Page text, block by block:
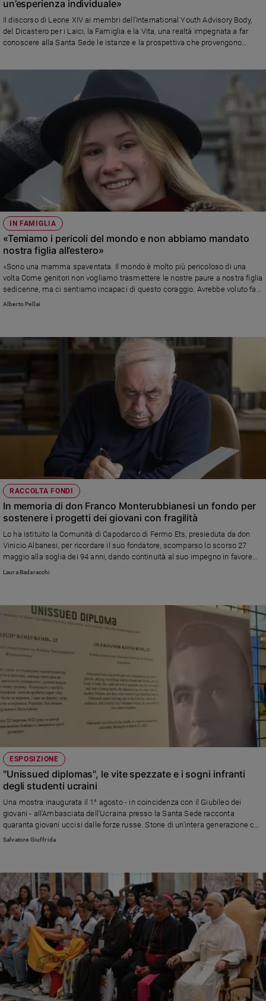
un’esperienza individuale»
Il discorso di Leone XIV ai membri dell'International Youth Advisory Body,
del Dicastero per i Laici, la Famiglia e la Vita, una realtà impegnata a far
conoscere alla Santa Sede le istanze e la prospettiva che provengono
solo individuale che rassicura intellettualmente ed emotivamente, ma
rimane disincarnate e non vissuta nella concretezza delle situazioni di vita,
delle relazioni e della condivisione reale»
IN FAMIGLIA
«Temiamo i pericoli del mondo e non abbiamo mandato
nostra figlia all’estero»
«Sono una mamma spaventata. Il mondo è molto più pericoloso di una
volta Come genitori non vogliamo trasmettere le nostre paure a nostra figlia
sedicenne, ma ci sentiamo incapaci di questo coraggio. Avrebbe voluto fare
una vacanza studio via dall'Italia ma non ce la siamo sentita e lei ha iniziato
Alberto Pellai
RACCOLTA FONDI
In memoria di don Franco Monterubbianesi un fondo per
sostenere i progetti dei giovani con fragilità
Lo ha istituito la Comunità di Capodarco di Fermo Ets, presieduta da don
Vinicio Albanesi, per ricordare il suo fondatore, scomparso lo scorso 27
maggio alla soglia dei 94 anni, dando continuità al suo impegno in favore
del riscatto e dell'inclusione sociale e lavorativa dei giovani più vulnerabili
Laura Badaracchi
ESPOSIZIONE
"Unissued diplomas", le vite spezzate e i sogni infranti
degli studenti ucraini
Una mostra inaugurata il 1° agosto - in coincidenza con il Giubileo dei
giovani - all'Ambasciata dell'Ucraina presso la Santa Sede racconta
quaranta giovani uccisi dalle forze russe. Storie di un'intera generazione che
sta pagando il prezzo altissimo della guerra
Salvatore Giuffrida